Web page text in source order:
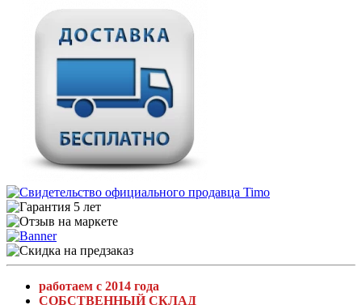
работаем с 2014 года
СОБСТВЕННЫЙ СКЛАД